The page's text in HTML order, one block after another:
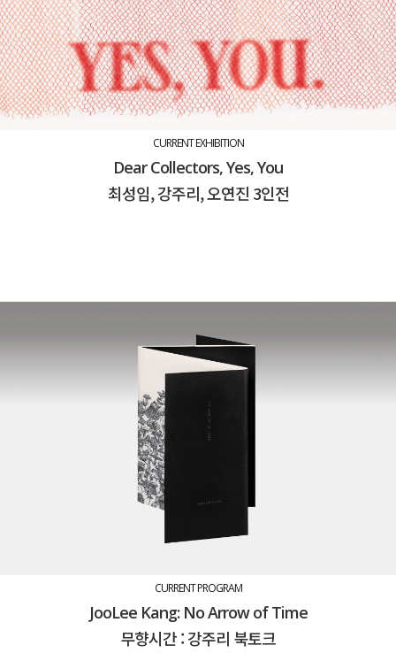
CURRENT EXHIBITION
Dear Collectors, Yes, You
최성임, 강주리, 오연진 3인전
CURRENT PROGRAM
JooLee Kang: No Arrow of Time
무향시간 : 강주리 북토크